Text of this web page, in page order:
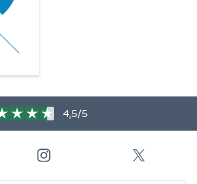
4,5/5